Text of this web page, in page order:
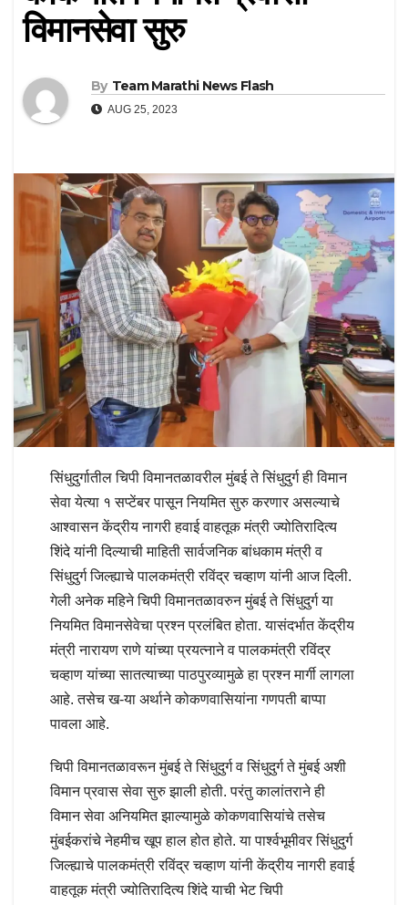
विमानसेवा सुरु
By Team Marathi News Flash
AUG 25, 2023
सिंधुदुर्गातील चिपी विमानतळावरील मुंबई ते सिंधुदुर्ग ही विमान
सेवा येत्या १ सप्टेंबर पासून नियमित सुरु करणार असल्याचे
आश्वासन केंद्रीय नागरी हवाई वाहतूक मंत्री ज्योतिरादित्य
शिंदे यांनी दिल्याची माहिती सार्वजनिक बांधकाम मंत्री व
सिंधुदुर्ग जिल्ह्याचे पालकमंत्री रविंद्र चव्हाण यांनी आज दिली.
गेली अनेक महिने चिपी विमानतळावरुन मुंबई ते सिंधुदुर्ग या
नियमित विमानसेवेचा प्रश्न प्रलंबित होता. यासंदर्भात केंद्रीय
मंत्री नारायण राणे यांच्या प्रयत्नाने व पालकमंत्री रविंद्र
चव्हाण यांच्या सातत्याच्या पाठपुरव्यामुळे हा प्रश्न मार्गी लागला
आहे. तसेच ख-या अर्थाने कोकणवासियांना गणपती बाप्पा
पावला आहे.
चिपी विमानतळावरून मुंबई ते सिंधुदुर्ग व सिंधुदुर्ग ते मुंबई अशी
विमान प्रवास सेवा सुरु झाली होती. परंतु कालांतराने ही
विमान सेवा अनियमित झाल्यामुळे कोकणवासियांचे तसेच
मुंबईकरांचे नेहमीच खूप हाल होत होते. या पार्श्वभूमीवर सिंधुदुर्ग
जिल्ह्याचे पालकमंत्री रविंद्र चव्हाण यांनी केंद्रीय नागरी हवाई
वाहतूक मंत्री ज्योतिरादित्य शिंदे याची भेट चिपी